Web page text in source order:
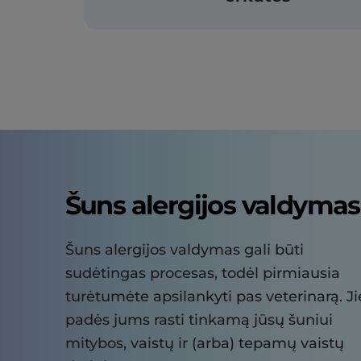
Šuns alergijos valdymas
Šuns alergijos valdymas gali būti
sudėtingas procesas, todėl pirmiausia
turėtumėte apsilankyti pas veterinarą.
padės jums rasti tinkamą jūsų šuniui
mitybos, vaistų ir (arba) tepamų vaistų